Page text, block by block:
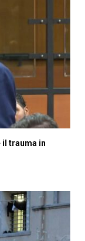
il trauma in